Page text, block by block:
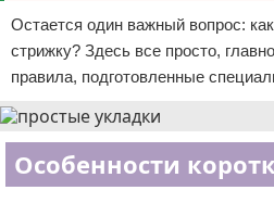
Остается один важный вопрос:
стрижку? Здесь все просто,
правила, подготовленные
Особенности